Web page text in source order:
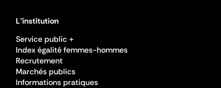
L'institution
Service public +
Index égalité femmes-hommes
Recrutement
Marchés publics
Informations pratiques